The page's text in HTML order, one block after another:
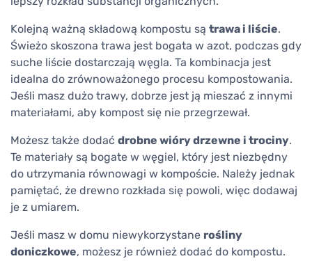
Kolejną ważną składową kompostu są trawa i liście.
Świeżo skoszona trawa jest bogata w azot, podczas gdy
suche liście dostarczają węgla. Ta kombinacja jest
idealna do zrównoważonego procesu kompostowania.
Jeśli masz dużo trawy, dobrze jest ją mieszać z innymi
materiałami, aby kompost się nie przegrzewał.
Możesz także dodać drobne wióry drzewne i trociny.
Te materiały są bogate w węgiel, który jest niezbędny
do utrzymania równowagi w kompoście. Należy jednak
pamiętać, że drewno rozkłada się powoli, więc dodawaj
je z umiarem.
Jeśli masz w domu niewykorzystane rośliny
doniczkowe, możesz je również dodać do kompostu.